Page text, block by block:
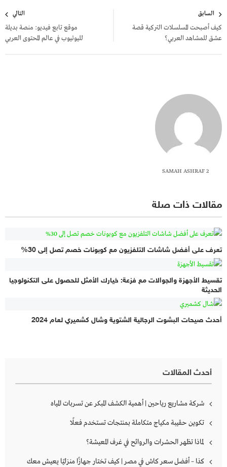
المقالات
السابق
كيف أصبحت المسلسلات التركية قصة
عشق للمشاهد العربي؟
التالي
موقع تابع فيديو: منصة بديلة
لليوتيوب في عالم المحتوى العربي
SAMAH ASHRAF 2
مقالات ذات صلة
تعرف على أفضل شاشات التلفزيون مع كوبونات خصم تصل إلى 30%
تقسيط الأجهزة والجوالات مع فزعة: خيارك الأمثل للحصول على التكنولوجيا
الحديثة
أحدث صيحات البشوت الرجالية الشتوية وشال كشميري لعام 2024
أحدث المقالات
شركة مشاريع رياحين | أهمية الكشف المبكر عن تسربات المياه
تكوين حقيبة مكياج متكاملة بمنتجات تستخدم فعلًا
لماذا تظهر الحشرات والروائح في غرف المعيشة؟
كذا – أفضل سعر كاش في مصر | كيف تختار جهازًا منزليًا يعيش معك